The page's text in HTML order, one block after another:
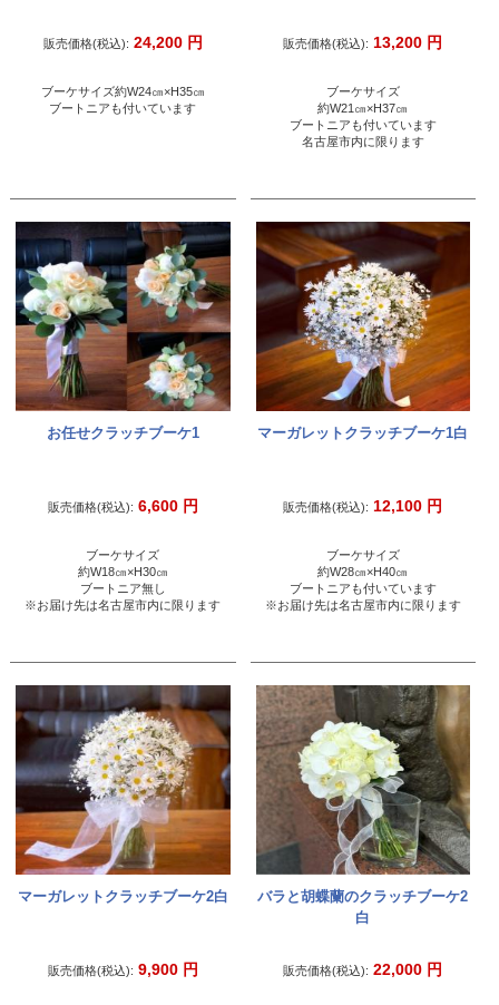
販売価格(税込): 24,200 円
ブーケサイズ約W24㎝×H35㎝
ブートニアも付いています
販売価格(税込): 13,200 円
ブーケサイズ
約W21㎝×H37㎝
ブートニアも付いています
名古屋市内に限ります
お任せクラッチブーケ1
販売価格(税込): 6,600 円
ブーケサイズ
約W18㎝×H30㎝
ブートニア無し
※お届け先は名古屋市内に限ります
マーガレットクラッチブーケ1白
販売価格(税込): 12,100 円
ブーケサイズ
約W28㎝×H40㎝
ブートニアも付いています
※お届け先は名古屋市内に限ります
マーガレットクラッチブーケ2白
販売価格(税込): 9,900 円
バラと胡蝶蘭のクラッチブーケ2
白
販売価格(税込): 22,000 円